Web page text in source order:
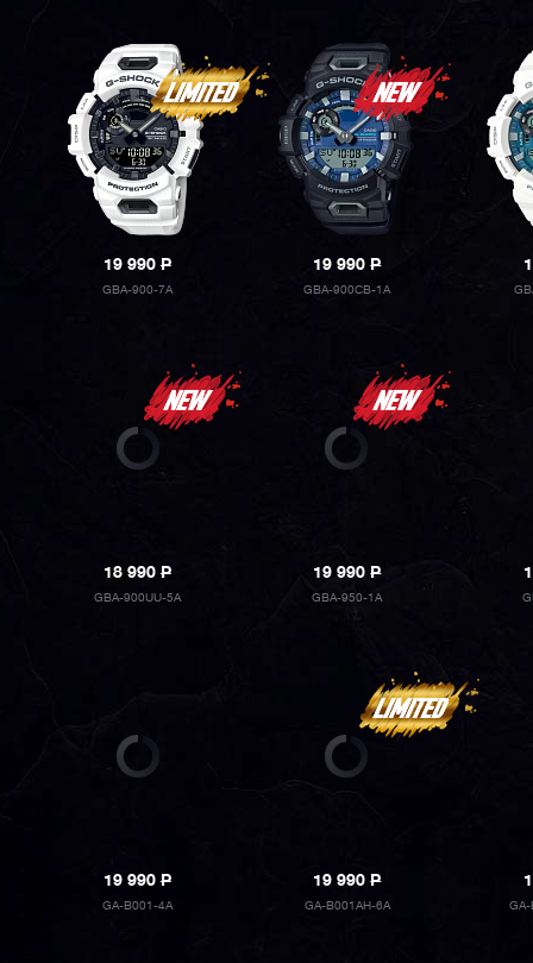
19 990P
GBA-900-7A
19 990P
GBA-900CB-1A
18 990P
GBA-900UU-5A
19 990P
GBA-950-1A
19 990P
GA-B001-4A
19 990P
GA-B001AH-6A